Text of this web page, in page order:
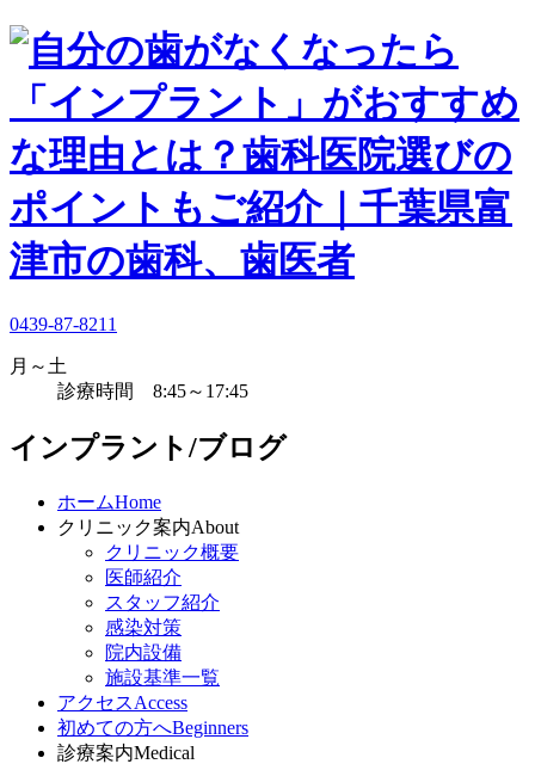
0439-87-8211
月～土
診療時間 8:45～17:45
インプラント/ブログ
ホームHome
クリニック案内About
クリニック概要
医師紹介
スタッフ紹介
感染対策
院内設備
施設基準一覧
アクセスAccess
初めての方へBeginners
診療案内Medical